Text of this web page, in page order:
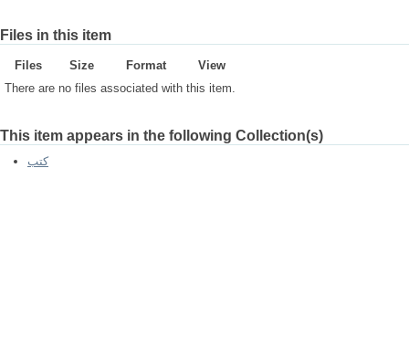
Files in this item
Files Size Format
View
There are no files associated with this item.
This item appears in the following Collection(s)
كتب